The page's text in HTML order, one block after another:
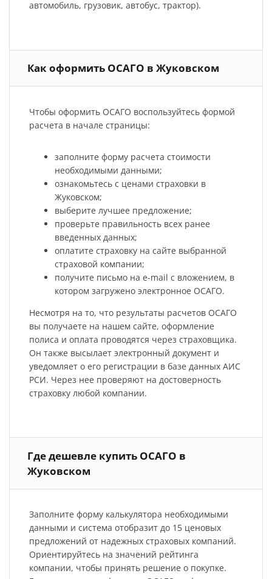
автомобиль, грузовик, автобус, трактор).
Как оформить ОСАГО в Жуковском
Чтобы оформить ОСАГО воспользуйтесь формой
расчета в начале страницы:
заполните форму расчета стоимости
необходимыми данными;
ознакомьтесь с ценами страховки в
Жуковском;
выберите лучшее предложение;
проверьте правильность всех ранее
введенных данных;
оплатите страховку на сайте выбранной
страховой компании;
получите письмо на e-mail с вложением, в
котором загружено электронное ОСАГО.
Несмотря на то, что результаты расчетов ОСАГО
вы получаете на нашем сайте, оформление
полиса и оплата проводятся через страховщика.
Он также высылает электронный документ и
уведомляет о его регистрации в базе данных АИС
РСИ. Через нее проверяют на достоверность
страховку любой компании.
Где дешевле купить ОСАГО в
Жуковском
Заполните форму калькулятора необходимыми
данными и система отобразит до 15 ценовых
предложений от надежных страховых компаний.
Ориентируйтесь на значений рейтинга
компании, чтобы принять решение о покупке.